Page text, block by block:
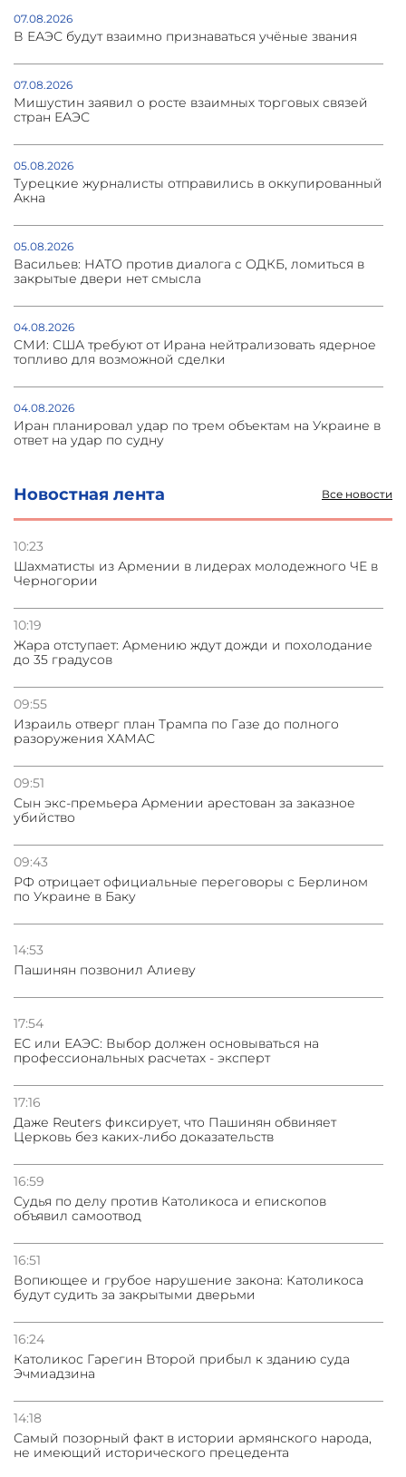
Новостная лента Все новости
10:23
Шахматисты из Армении в лидерах молодежного ЧЕ в
Черногории
10:19
Жара отступает: Армению ждут дожди и похолодание
до 35 градусов
09:55
Израиль отверг план Трампа по Газе до полного
разоружения ХАМАС
09:51
Сын экс-премьера Армении арестован за заказное
убийство
09:43
РФ отрицает официальные переговоры с Берлином
по Украине в Баку
14:53
Пашинян позвонил Алиеву
17:54
ЕС или ЕАЭС: Выбор должен основываться на
профессиональных расчетах - эксперт
17:16
Даже Reuters фиксирует, что Пашинян обвиняет
Церковь без каких-либо доказательств
16:59
Судья по делу против Католикоса и епископов
объявил самоотвод
16:51
Вопиющее и грубое нарушение закона: Католикоса
будут судить за закрытыми дверьми
16:24
Католикос Гарегин Второй прибыл к зданию суда
Эчмиадзина
14:18
Самый позорный факт в истории армянского народа,
не имеющий исторического прецедента
07.08.2026
В ЕАЭС будут взаимно признаваться учёные звания
07.08.2026
Мишустин заявил о росте взаимных торговых связей
стран ЕАЭС
05.08.2026
Турецкие журналисты отправились в оккупированный
Акна
05.08.2026
Васильев: НАТО против диалога с ОДКБ, ломиться в
закрытые двери нет смысла
04.08.2026
СМИ: США требуют от Ирана нейтрализовать ядерное
топливо для возможной сделки
04.08.2026
Иран планировал удар по трем объектам на Украине в
ответ на удар по судну
04.08.2026
Украина атаковала склады Wildberries в Подмосковье
и под Петербургом
03.08.2026
Стратегия безопасности ОДКБ допускает применение
03.08.2026
Нассим Талеб отказался выступить с лекцией в